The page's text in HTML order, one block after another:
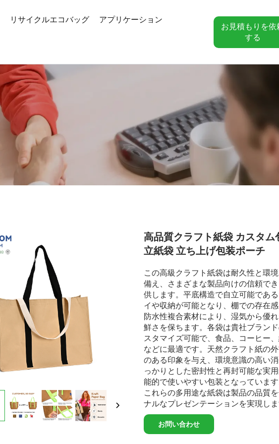
リサイクルエコバッグ アプリケーション
お見積もりを依
する
高品質クラフト紙袋 カスタム
立紙袋 立ち上げ包装ポーチ
この高級クラフト紙袋は耐久性と環
備え、さまざまな製品向けの信頼で
供します。平底構造で自立可能であ
イや収納が可能となり、棚での存在
防水性複合素材により、湿気から優
鮮さを保ちます。各袋は貴社ブラン
スタマイズ可能で、食品、コーヒー
などに最適です。天然クラフト紙の
のある印象を与え、環境意識の高い
っかりとした密封性と再封可能な実
能的で使いやすい包装となっていま
これらの多用途な紙袋は製品の品質
ナルなプレゼンテーションを実現しま
お問い合わせ